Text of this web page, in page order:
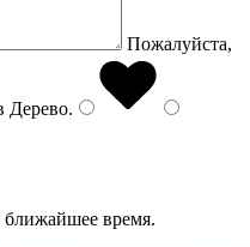
Пожалуйста,
Дерево.
время.